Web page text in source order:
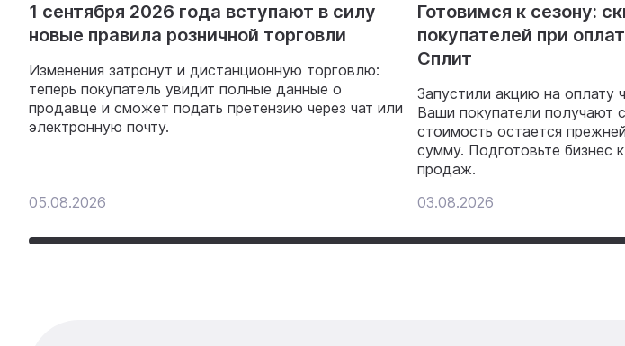
1 сентября 2026 года вступают в силу
новые правила розничной торговли
Изменения затронут и дистанционную торговлю:
теперь покупатель увидит полные данные о
продавце и сможет подать претензию через чат или
электронную почту.
05.08.2026
Готовимся к сезону:
покупателей при
Сплит
Запустили акцию на оплату
Ваши покупатели получают
стоимость остается
сумму. Подготовьте бизнес
продаж.
03.08.2026